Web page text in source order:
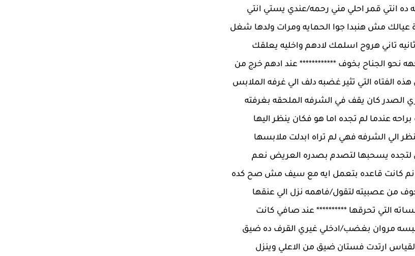
انتي قمر احلي مني رحمه/عندي يستي انتي
مش هنبدا جوا الحمايه ومرات ولدها شغل
تاني هروح اسلمك لادهم واخليه يعلقك
نحو الجناح بخوف ************ عند ادهم خرج من
التي تثير غضبه دلف الي غرفه الملابس
الصدر كان يقف في الشرفه الملحقه بغرفته
عندما لم تجده اما هو فكان ينظر اليها
الي الشرفه فهي لم تراه ابدلت ملابسها
يسحبها لتصدم بصدره العريض نعم
كانت قاعده بتعمل ايه مع سيف مش صح كده
من عصبيته لتقول/فاهمه نزل الي عنقها
التي تحرقها ********** عند صافي كانت
مروان بغضب/ادخلي غيري القرف ده ضيق
ارتدت فستان ضيق من الاعلي وينزل